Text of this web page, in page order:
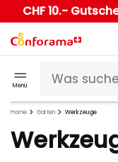
CHF 10.-
Menü
Home Garten Werkzeuge